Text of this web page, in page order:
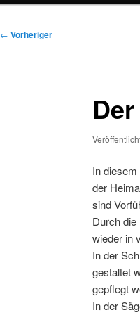
Beitragsnavigation
← Vorheriger
In
der
sind
Durch
wieder in
In der
gestaltet
gepflegt
In der